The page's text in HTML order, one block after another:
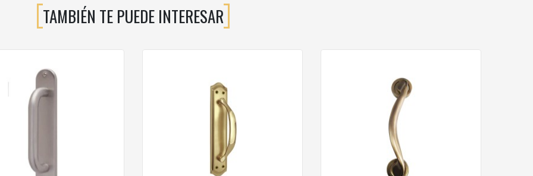
TAMBIÉN TE PUEDE INTERESAR